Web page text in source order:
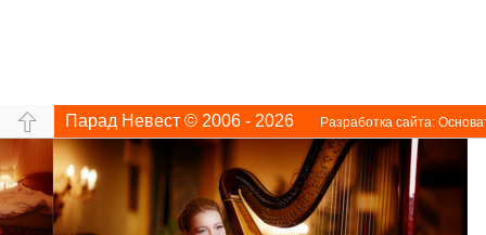
Парад Невест © 2006 - 2026 Разработка сайта: